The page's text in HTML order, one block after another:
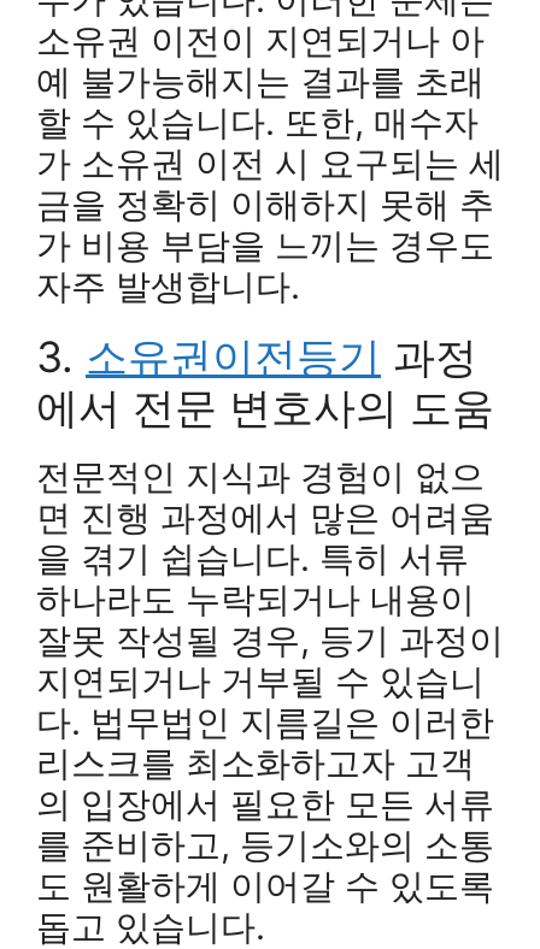
소유권 이전이 지연되거나 아
예 불가능해지는 결과를 초래
할 수 있습니다. 또한, 매수자
가 소유권 이전 시 요구되는 세
금을 정확히 이해하지 못해 추
가 비용 부담을 느끼는 경우도
자주 발생합니다.
3. 소유권이전등기 과정
에서 전문 변호사의 도움
전문적인 지식과 경험이 없으
면 진행 과정에서 많은 어려움
을 겪기 쉽습니다. 특히 서류
하나라도 누락되거나 내용이
잘못 작성될 경우, 등기 과정이
지연되거나 거부될 수 있습니
다. 법무법인 지름길은 이러한
리스크를 최소화하고자 고객
의 입장에서 필요한 모든 서류
를 준비하고, 등기소와의 소통
도 원활하게 이어갈 수 있도록
돕고 있습니다.